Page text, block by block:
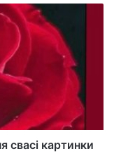
свасі картинки